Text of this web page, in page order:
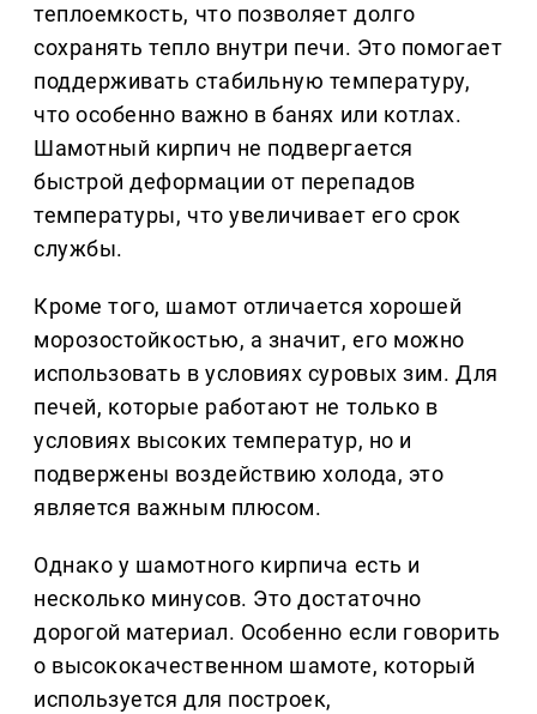
теплоемкость, что позволяет долго
сохранять тепло внутри печи. Это помогает
поддерживать стабильную температуру,
что особенно важно в банях или котлах.
Шамотный кирпич не подвергается
быстрой деформации от перепадов
температуры, что увеличивает его срок
службы.
Кроме того, шамот отличается хорошей
морозостойкостью, а значит, его можно
использовать в условиях суровых зим. Для
печей, которые работают не только в
условиях высоких температур, но и
подвержены воздействию холода, это
является важным плюсом.
Однако у шамотного кирпича есть и
несколько минусов. Это достаточно
дорогой материал. Особенно если говорить
о высококачественном шамоте, который
используется для построек,